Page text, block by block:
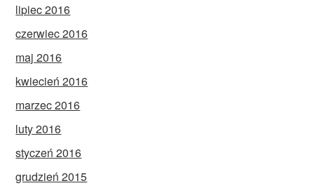
lipiec 2016
czerwiec 2016
maj 2016
kwiecień 2016
marzec 2016
luty 2016
styczeń 2016
grudzień 2015